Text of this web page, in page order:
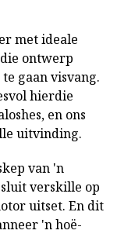
met ideale
ontwerp
gaan visvang.
hierdie
en ons
uitvinding.
van 'n
verskille op
uitset. En dit
'n hoë-